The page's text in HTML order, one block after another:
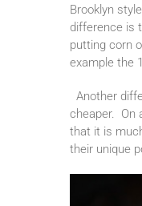
Brooklyn
difference is
putting corn
example the
Another
cheaper. On
that it is
their unique